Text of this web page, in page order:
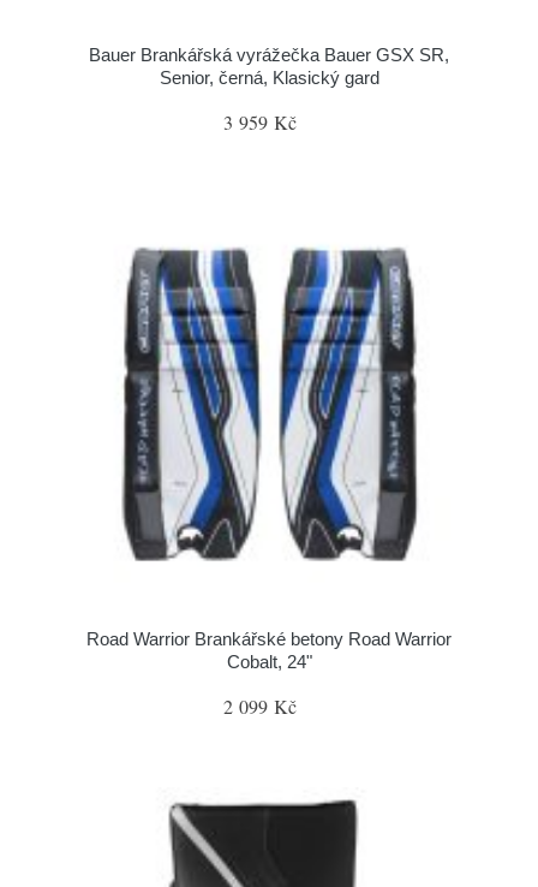
Bauer Brankářská vyrážečka Bauer GSX SR,
Senior, černá, Klasický gard
3 959 Kč
Road Warrior Brankářské betony Road Warrior
Cobalt, 24"
2 099 Kč